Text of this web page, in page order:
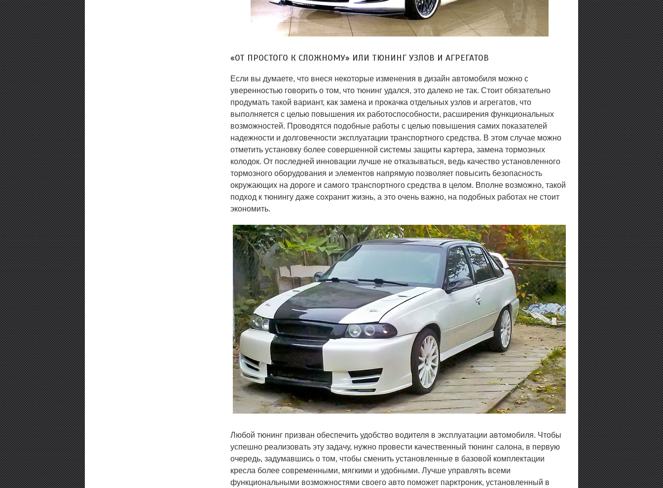
«ОТ ПРОСТОГО К СЛОЖНОМУ» ИЛИ ТЮНИНГ УЗЛОВ И АГРЕГАТОВ
Если вы думаете, что внеся некоторые изменения в дизайн автомобиля можно с
уверенностью говорить о том, что тюнинг удался, это далеко не так. Стоит обязательно
продумать такой вариант, как замена и прокачка отдельных узлов и агрегатов, что
выполняется с целью повышения их работоспособности, расширения функциональных
возможностей. Проводятся подобные работы с целью повышения самих показателей
надежности и долговечности эксплуатации транспортного средства. В этом случае можно
отметить установку более совершенной системы защиты картера, замена тормозных
колодок. От последней инновации лучше не отказываться, ведь качество установленного
тормозного оборудования и элементов напрямую позволяет повысить безопасность
окружающих на дороге и самого транспортного средства в целом. Вполне возможно, такой
подход к тюнингу даже сохранит жизнь, а это очень важно, на подобных работах не стоит
экономить.
Любой тюнинг призван обеспечить удобство водителя в эксплуатации автомобиля. Чтобы
успешно реализовать эту задачу, нужно провести качественный тюнинг салона, в первую
очередь, задумавшись о том, чтобы сменить установленные в базовой комплектации
кресла более современными, мягкими и удобными. Лучше управлять всеми
функциональными возможностями своего авто поможет парктроник, установленный в